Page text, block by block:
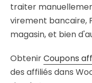
traiter
virement bancaire,
magasin, et bien
ObtenirCoupons
des affiliés dans